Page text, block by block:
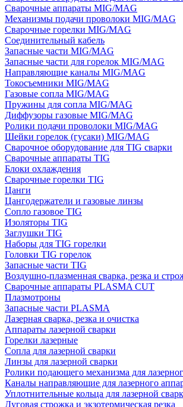
Сварочные аппараты MIG/MAG
Механизмы подачи проволоки MIG/MAG
Сварочные горелки MIG/MAG
Соединительный кабель
Запасные части MIG/MAG
Запасные части для горелок MIG/MAG
Направляющие каналы MIG/MAG
Токосъемники MIG/MAG
Газовые сопла MIG/MAG
Пружины для сопла MIG/MAG
Диффузоры газовые MIG/MAG
Ролики подачи проволоки MIG/MAG
Шейки горелок (гусаки) MIG/MAG
Сварочное оборудование для TIG сварки
Сварочные аппараты TIG
Блоки охлаждения
Сварочные горелки TIG
Цанги
Цангодержатели и газовые линзы
Сопло газовое TIG
Изоляторы TIG
Заглушки TIG
Наборы для TIG горелки
Головки TIG горелок
Запасные части TIG
Воздушно-плазменная сварка, резка и
Сварочные аппараты PLASMA CUT
Плазмотроны
Запасные части PLASMA
Лазерная сварка, резка и очистка
Аппараты лазерной сварки
Горелки лазерные
Сопла для лазерной сварки
Линзы для лазерной сварки
Ролики подающего механизма для
Каналы направляющие для лазерного
Уплотнительные кольца для лазерной
Дуговая строжка и экзотермическая резка